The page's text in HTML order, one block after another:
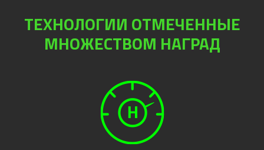
ТЕХНОЛОГИИ ОТМЕЧЕННЫЕ
МНОЖЕСТВОМ НАГРАД